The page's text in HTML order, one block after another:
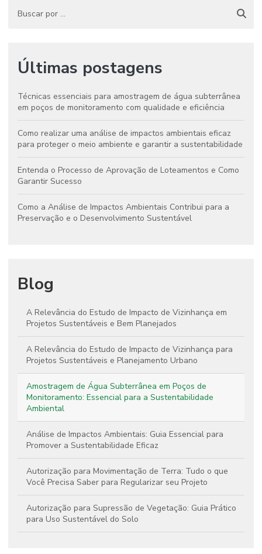
Últimas postagens
Técnicas essenciais para amostragem de água subterrânea
em poços de monitoramento com qualidade e eficiência
Como realizar uma análise de impactos ambientais eficaz
para proteger o meio ambiente e garantir a sustentabilidade
Entenda o Processo de Aprovação de Loteamentos e Como
Garantir Sucesso
Como a Análise de Impactos Ambientais Contribui para a
Preservação e o Desenvolvimento Sustentável
Blog
A Relevância do Estudo de Impacto de Vizinhança em
Projetos Sustentáveis e Bem Planejados
A Relevância do Estudo de Impacto de Vizinhança para
Projetos Sustentáveis e Planejamento Urbano
Amostragem de Água Subterrânea em Poços de
Monitoramento: Essencial para a Sustentabilidade
Ambiental
Análise de Impactos Ambientais: Guia Essencial para
Promover a Sustentabilidade Eficaz
Autorização para Movimentação de Terra: Tudo o que
Você Precisa Saber para Regularizar seu Projeto
Autorização para Supressão de Vegetação: Guia Prático
para Uso Sustentável do Solo